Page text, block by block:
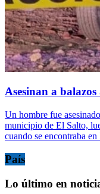
Asesinan a
Un hombre fue
municipio de El Salto,
cuando se encontraba
País
Lo último en